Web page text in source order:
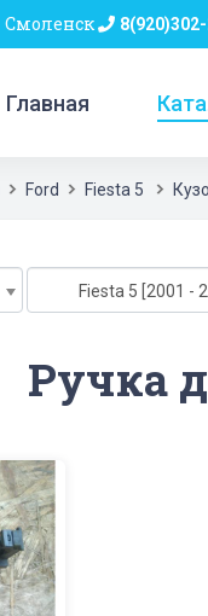
Смоленск
Главная
Ford Fiesta 5
Fiesta 5 [2001 -
Ручка